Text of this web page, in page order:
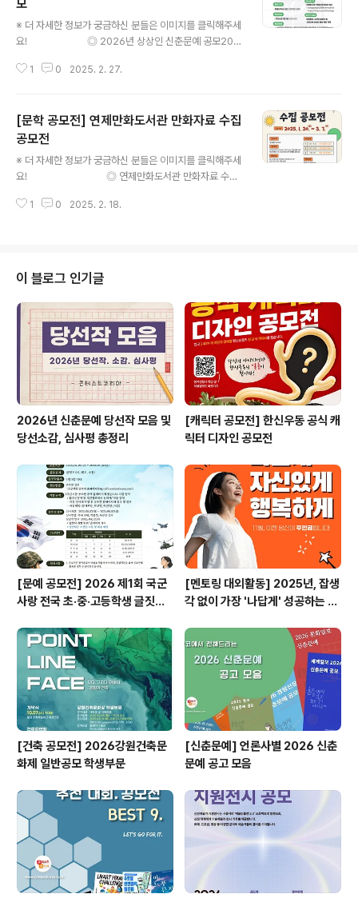
모
※ 더 자세한 정보가 궁금하신 분들은 이미지를 클릭해주세
요! ◎ 2026년 상상인 신춘문예 공모202
있는 신인들의 많은 응모 바랍니다 ◎ 응모부문- 시부문 5
26년 1월 5일 (오후 6시) ◎ 상 금각 부문 200만원 ◎ 보
내실 곳이메일 또는 콘테스트코리아 접수- sangsangin2
1@hanmail.net- https://tinyurl.com/29ur4ego ◎
응모방법- 응모작은 이메일 또는 콘테스트코리아에서 접
글자 크기..
1 0 2025. 2. 27.
[문학 공모전] 연제만화도서관 만화자료 수집
공모전
※ 더 자세한 정보가 궁금하신 분들은 이미지를 클릭해주세
요! ◎ 연제만화도서관 만화자료 수집
전」을 실시하여 희귀하고 역사적 보존가치가 있는 옛 만화
민 누구나 ◎ 접수기간2025. 1. 20.(월) ~ 3. 7.(금) 18:0
0까지 ※ 기한 내 접수하지 않을 시 무효 처리됨 ◎ 공모주
제역사적 보존가치를 지닌 희귀 옛 만화자료의 발굴 및 수
집 ◎ 공모대상1. 부산 만화의 역사와 문화 등에 관한 단행
본, 잡지 등 자료2. 희귀본 등..
1 0 2025. 2. 18.
이 블로그 인기글
2026년 신춘문예 당선작 모음 및
당선소감, 심사평 총정리
[캐릭터 공모전] 한신우동 공식 캐
릭터 디자인 공모전
[문예 공모전] 2026 제1회 국군
사랑 전국 초·중·고등학생 글짓기
[멘토링 대외활동] 2025년, 잡생
각 없이 가장 '나답게' 성공하는 법
[건축 공모전] 2026강원건축문
화제 일반공모 학생부문
[신춘문예] 언론사별 2026 신춘
문예 공고 모음